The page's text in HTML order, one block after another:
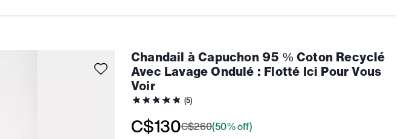
Chandail à Capuchon 95 % Coton Recyclé
Avec Lavage Ondulé : Flotté Ici Pour Vous
Voir
(5)
C$130C$260(50% off)